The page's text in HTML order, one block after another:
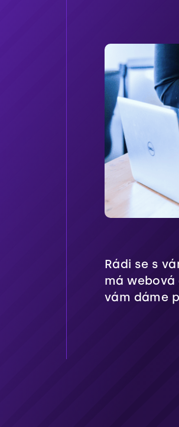
Rádi se s
má webová
vám dáme